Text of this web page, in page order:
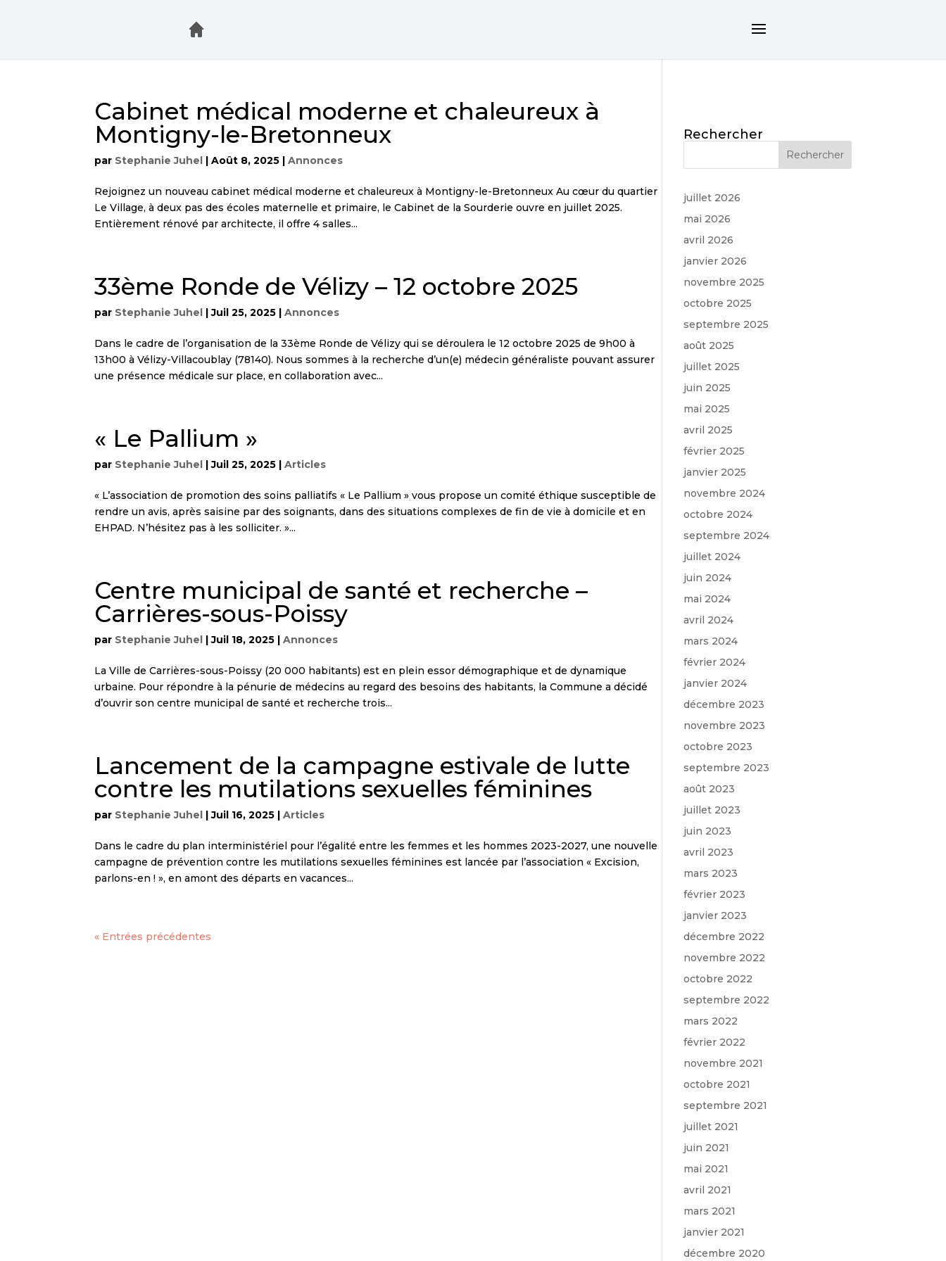
Cabinet médical moderne et chaleureux à
Montigny-le-Bretonneux
par Stephanie Juhel |Août 8, 2025 |Annonces
Rejoignez un nouveau cabinet médical moderne et chaleureux à Montigny-le-Bretonneux Au cœur du quartier
Le Village, à deux pas des écoles maternelle et primaire, le Cabinet de la Sourderie ouvre en juillet 2025.
Entièrement rénové par architecte, il offre 4 salles...
33ème Ronde de Vélizy – 12 octobre 2025
par Stephanie Juhel |Juil 25, 2025 |Annonces
Dans le cadre de l’organisation de la 33ème Ronde de Vélizy qui se déroulera le 12 octobre 2025 de 9h00 à
13h00 à Vélizy-Villacoublay (78140). Nous sommes à la recherche d’un(e) médecin généraliste pouvant assurer
une présence médicale sur place, en collaboration avec...
« Le Pallium »
par Stephanie Juhel |Juil 25, 2025 |Articles
« L’association de promotion des soins palliatifs « Le Pallium » vous propose un comité éthique susceptible de
rendre un avis, après saisine par des soignants, dans des situations complexes de fin de vie à domicile et en
EHPAD. N’hésitez pas à les solliciter. »...
Centre municipal de santé et recherche –
Carrières-sous-Poissy
par Stephanie Juhel |Juil 18, 2025 |Annonces
La Ville de Carrières-sous-Poissy (20 000 habitants) est en plein essor démographique et de dynamique
urbaine. Pour répondre à la pénurie de médecins au regard des besoins des habitants, la Commune a décidé
d’ouvrir son centre municipal de santé et recherche trois...
Lancement de la campagne estivale de lutte
contre les mutilations sexuelles féminines
par Stephanie Juhel |Juil 16, 2025 |Articles
Dans le cadre du plan interministériel pour l’égalité entre les femmes et les hommes 2023-2027, une nouvelle
campagne de prévention contre les mutilations sexuelles féminines est lancée par l’association « Excision,
parlons-en ! », en amont des départs en vacances...
« Entrées précédentes
Rechercher
juillet 2026
mai 2026
avril 2026
janvier 2026
novembre 2025
octobre 2025
septembre 2025
août 2025
juillet 2025
juin 2025
mai 2025
avril 2025
février 2025
janvier 2025
novembre 2024
octobre 2024
septembre 2024
juillet 2024
juin 2024
mai 2024
avril 2024
mars 2024
février 2024
janvier 2024
décembre 2023
novembre 2023
octobre 2023
septembre 2023
août 2023
juillet 2023
juin 2023
avril 2023
mars 2023
février 2023
janvier 2023
décembre 2022
novembre 2022
octobre 2022
septembre 2022
mars 2022
février 2022
novembre 2021
octobre 2021
septembre 2021
juillet 2021
juin 2021
mai 2021
avril 2021
mars 2021
janvier 2021
décembre 2020